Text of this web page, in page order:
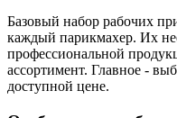
Базовый набор рабочих
каждый парикмахер. Их
профессиональной
ассортимент. Главное -
доступной цене.